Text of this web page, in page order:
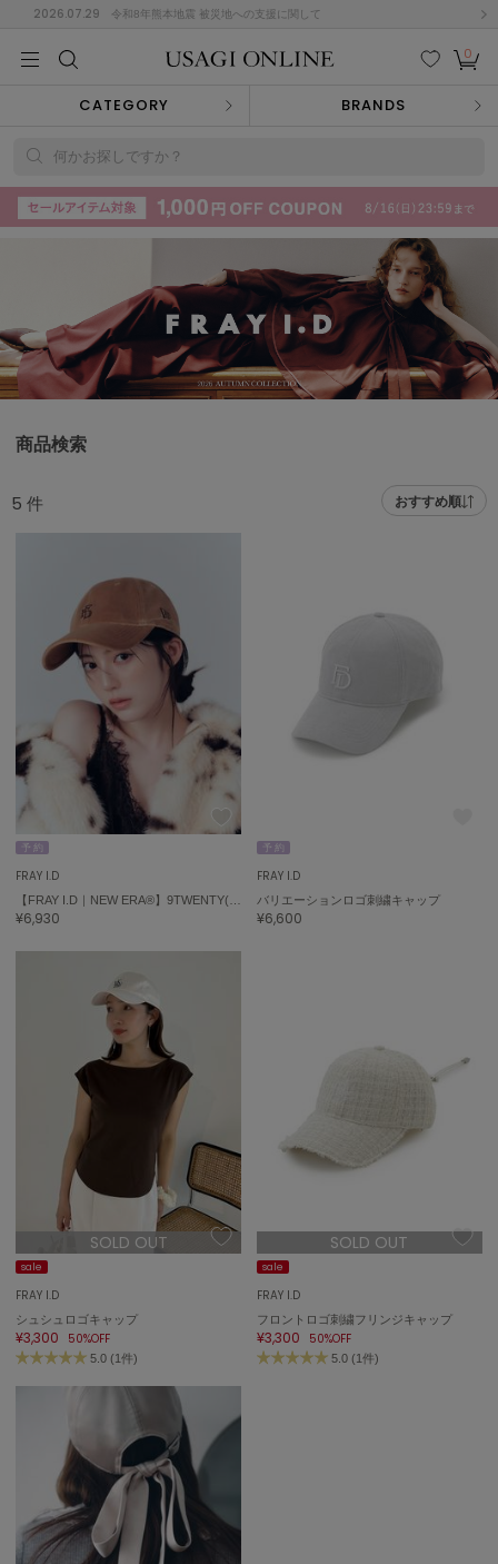
2026.07.29 令和8年熊本地震 被災地への支援に関して
0
CATEGORY BRANDS
何かお探しですか？
(3074)
ョン雑貨 (865)
/ランジェリー (127)
ェア (121)
(124)
B C D E F G
R S
W X Y Z
その
他
ACYM
adidas
adidas by Stella McCartney
アディダス バイ ステラマッカートニー
ALLISON BROWN
アリソンブラウン
Ame no chi Hare
アメノチハレ
アモマ
ánuans
アニュアンス
ànuke
バレリット
BANDOLIER
バンドリヤー
バブアー
ビヨンドクローゼット
CELFORD
セルフォード
célon
セロン
商品検索
5 件 おすすめ順
予 約
FRAY I.D
¥6,930
予 約
FRAY I.D
バリエーションロゴ刺繍キャップ
¥6,600
SOLD OUT
sale
FRAY I.D
シュシュロゴキャップ
¥3,300 50%OFF
5.0 (1件)
SOLD OUT
sale
FRAY I.D
フロントロゴ刺繍フリンジキャップ
¥3,300 50%OFF
5.0 (1件)